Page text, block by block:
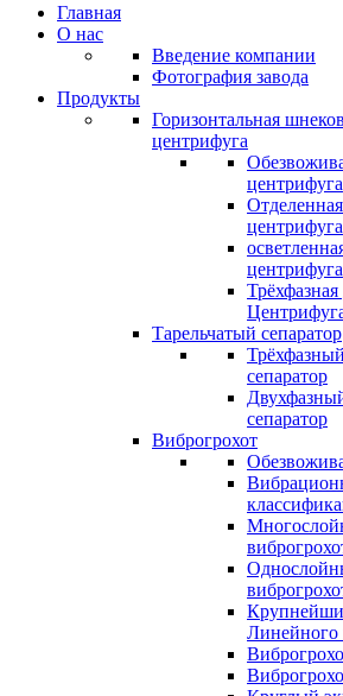
Главная
О нас
Введение компании
Фотография завода
Продукты
Горизонтальная
центрифуга
центрифуга
центрифуга
центрифуга
Тарельчатый сепаратор
сепаратор
сепаратор
Виброгрохот
Линейного